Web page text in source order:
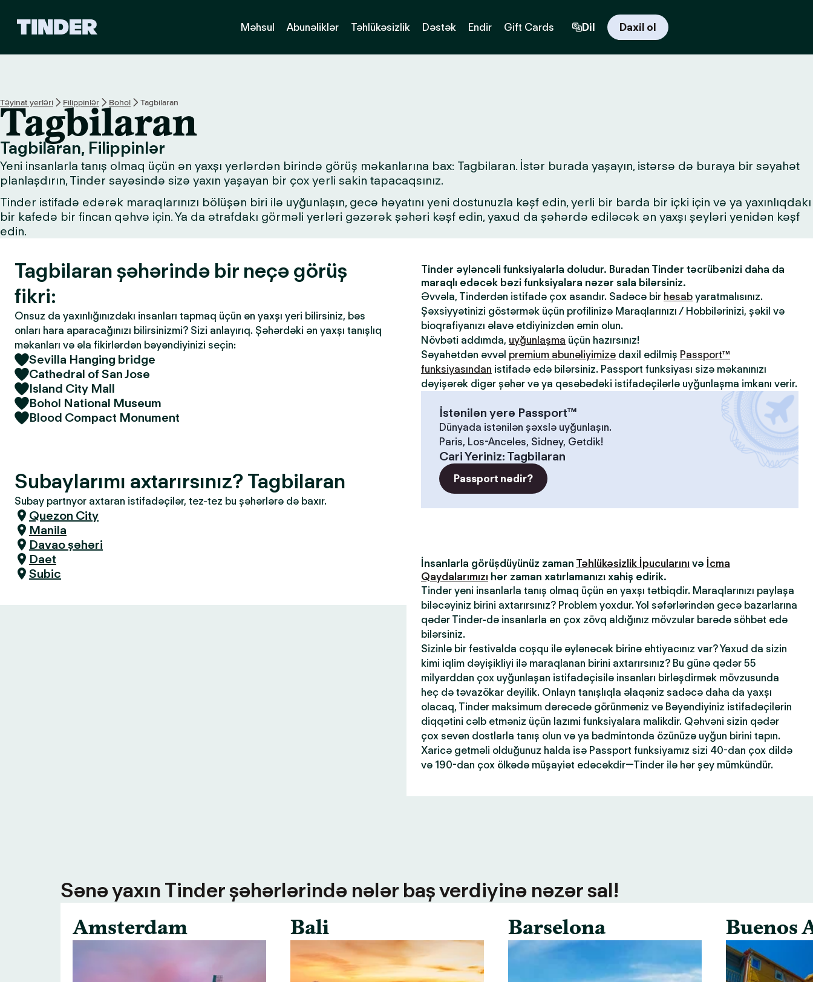
H
o
e
Məhsul Abunəliklər Təhlükəsizlik Dəstək Endir Gift Cards Dil Daxil ol
Təyinat yerləri Filippinlər Bohol Tagbilaran
Tagbilaran
Tagbilaran, Filippinlər
Yeni insanlarla tanış olmaq üçün ən yaxşı yerlərdən birində görüş məkanlarına bax: Tagbilaran. İstər burada yaşayın, istərsə də buraya bir səyahət
planlaşdırın, Tinder sayəsində sizə yaxın yaşayan bir çox yerli sakin tapacaqsınız.
Tinder istifadə edərək maraqlarınızı bölüşən biri ilə uyğunlaşın, gecə həyatını yeni dostunuzla kəşf edin, yerli bir barda bir içki için və ya yaxınlıqdakı
bir kafedə bir fincan qəhvə için. Ya da ətrafdakı görməli yerləri gəzərək şəhəri kəşf edin, yaxud da şəhərdə ediləcək ən yaxşı şeyləri yenidən kəşf
edin.
Tagbilaran şəhərində bir neçə görüş
fikri:
Onsuz da yaxınlığınızdakı insanları tapmaq üçün ən yaxşı yeri bilirsiniz, bəs
onları hara aparacağınızı bilirsinizmi? Sizi anlayırıq. Şəhərdəki ən yaxşı tanışlıq
məkanları və əla fikirlərdən bəyəndiyinizi seçin:
Sevilla Hanging bridge
Cathedral of San Jose
Island City Mall
Bohol National Museum
Blood Compact Monument
Subaylarımı axtarırsınız? Tagbilaran
Subay partnyor axtaran istifadəçilər, tez-tez bu şəhərlərə də baxır.
Quezon City
Manila
Davao şəhəri
Daet
Subic
Tinder əyləncəli funksiyalarla doludur. Buradan Tinder təcrübənizi daha da
maraqlı edəcək bəzi funksiyalara nəzər sala bilərsiniz.
Əvvəla, Tinderdən istifadə çox asandır. Sadəcə bir hesab yaratmalısınız.
Şəxsiyyətinizi göstərmək üçün profilinizə Maraqlarınızı / Hobbilərinizi, şəkil və
bioqrafiyanızı əlavə etdiyinizdən əmin olun.
Növbəti addımda, uyğunlaşma üçün hazırsınız!
Səyahətdən əvvəl premium abunəliyimizə daxil edilmiş Passport™
funksiyasından istifadə edə bilərsiniz. Passport funksiyası sizə məkanınızı
dəyişərək digər şəhər və ya qəsəbədəki istifadəçilərlə uyğunlaşma imkanı verir.
İstənilən yerə Passport™
Dünyada istənilən şəxslə uyğunlaşın.
Paris, Los-Anceles, Sidney, Getdik!
Cari Yeriniz: Tagbilaran
Passport nədir?
İnsanlarla görüşdüyünüz zaman Təhlükəsizlik İpucularını və İcma
Qaydalarımızı hər zaman xatırlamanızı xahiş edirik.
Tinder yeni insanlarla tanış olmaq üçün ən yaxşı tətbiqdir. Maraqlarınızı paylaşa
biləcəyiniz birini axtarırsınız? Problem yoxdur. Yol səfərlərindən gecə bazarlarına
qədər Tinder-də insanlarla ən çox zövq aldığınız mövzular barədə söhbət edə
bilərsiniz.
Sizinlə bir festivalda coşqu ilə əylənəcək birinə ehtiyacınız var? Yaxud da sizin
kimi iqlim dəyişikliyi ilə maraqlanan birini axtarırsınız? Bu günə qədər 55
milyarddan çox uyğunlaşan istifadəçisilə insanları birləşdirmək mövzusunda
heç də təvazökar deyilik. Onlayn tanışlıqla əlaqəniz sadəcə daha da yaxşı
olacaq, Tinder maksimum dərəcədə görünməniz və Bəyəndiyiniz istifadəçilərin
diqqətini cəlb etməniz üçün lazımi funksiyalara malikdir. Qəhvəni sizin qədər
çox sevən dostlarla tanış olun və ya badmintonda özünüzə uyğun birini tapın.
Xaricə getməli olduğunuz halda isə Passport funksiyamız sizi 40-dan çox dildə
və 190-dan çox ölkədə müşayiət edəcəkdir—Tinder ilə hər şey mümkündür.
Sənə yaxın Tinder şəhərlərində nələr baş verdiyinə nəzər sal!
Amsterdam
Bali Barselona Buenos